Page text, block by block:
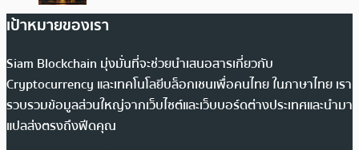
เป้าหมายของเรา
Siam Blockchain มุ่งมั่นที่จะช่วยนำเสนอสารเกี่ยวกับ
Cryptocurrency และเทคโนโลยีบล็อกเชนเพื่อคนไทย ในภาษาไทย เรา
รวบรวมข้อมูลส่วนใหญ่จากเว็บไซต์และเว็บบอร์ดต่างประเทศและนำมา
แปลส่งตรงถึงฟีดคุณ